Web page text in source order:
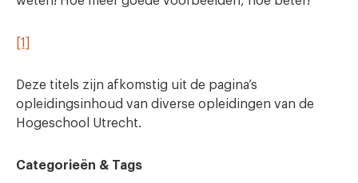
[1]
Deze titels zijn afkomstig uit de pagina’s
opleidingsinhoud van diverse opleidingen van de
Hogeschool Utrecht.
Categorieën & Tags